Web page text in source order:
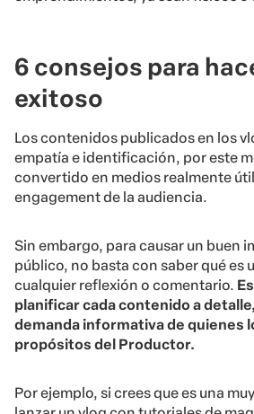
6 consejos para
exitoso
Los contenidos publicados en los
empatía e identificación, por este
convertido en medios realmente
engagement de la audiencia.
Sin embargo, para causar un buen
público, no basta con saber qué es
cualquier reflexión o comentario.
planificar cada contenido a
demanda informativa de quienes
propósitos del Productor.
Por ejemplo, si crees que es una